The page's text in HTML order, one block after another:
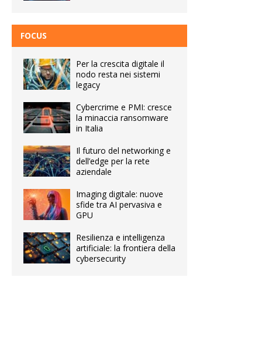
FOCUS
Per la crescita digitale il
nodo resta nei sistemi
legacy
Cybercrime e PMI: cresce
la minaccia ransomware
in Italia
Il futuro del networking e
dell’edge per la rete
aziendale
Imaging digitale: nuove
sfide tra AI pervasiva e
GPU
Resilienza e intelligenza
artificiale: la frontiera della
cybersecurity